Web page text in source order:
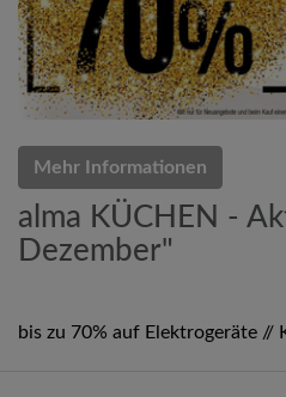
Mehr Informationen
alma KÜCHEN -
Dezember"
bis zu 70% auf Elektrogeräte //